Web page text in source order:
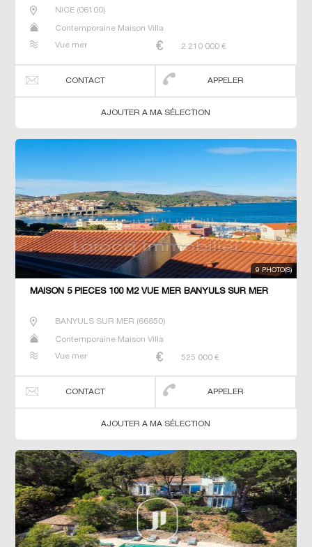
NICE(06100)
Contemporaine Maison Villa
Vue mer 2 210 000 €
CONTACT APPELER
AJOUTER A MA SÉLECTION
9 PHOTO(S)
MAISON 5 PIECES 100 M2 VUE MER BANYULS SUR MER
BANYULS SUR MER (66650)
Contemporaine Maison Villa
Vue mer 525 000 €
CONTACT APPELER
AJOUTER A MA SÉLECTION